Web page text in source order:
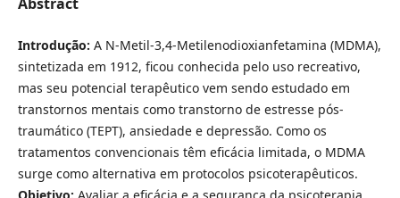
Introdução: A N-Metil-3,4-Metilenodioxianfetamina (MDMA),
sintetizada em 1912, ficou conhecida pelo uso recreativo,
mas seu potencial terapêutico vem sendo estudado em
transtornos mentais como transtorno de estresse pós-
traumático (TEPT), ansiedade e depressão. Como os
tratamentos convencionais têm eficácia limitada, o MDMA
surge como alternativa em protocolos psicoterapêuticos.